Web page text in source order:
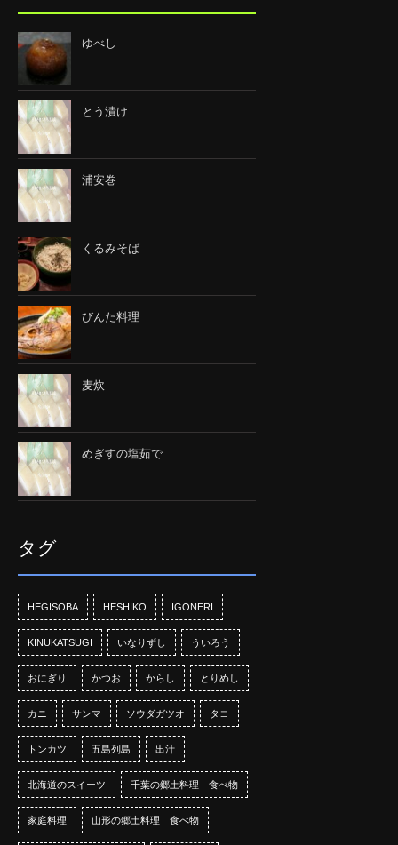
ゆべし
とう漬け
浦安巻
くるみそば
びんた料理
麦炊
めぎすの塩茹で
タグ
HEGISOBA HESHIKO IGONERI
KINUKATSUGI いなりずし ういろう
おにぎり かつお からし とりめし
カニ サンマ ソウダガツオ タコ
トンカツ 五島列島 出汁
北海道のスイーツ 千葉の郷土料理 食べ物
家庭料理 山形の郷土料理 食べ物